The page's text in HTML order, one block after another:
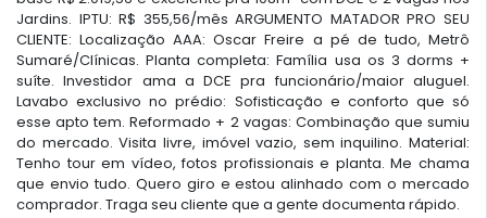
Jardins. IPTU: R$ 355,56/mês ARGUMENTO MATADOR PRO SEU
CLIENTE: Localização AAA: Oscar Freire a pé de tudo, Metrô
Sumaré/Clínicas. Planta completa: Família usa os 3 dorms +
suíte. Investidor ama a DCE pra funcionário/maior aluguel.
Lavabo exclusivo no prédio: Sofisticação e conforto que só
esse apto tem. Reformado + 2 vagas: Combinação que sumiu
do mercado. Visita livre, imóvel vazio, sem inquilino. Material:
Tenho tour em vídeo, fotos profissionais e planta. Me chama
que envio tudo. Quero giro e estou alinhado com o mercado
comprador. Traga seu cliente que a gente documenta rápido.